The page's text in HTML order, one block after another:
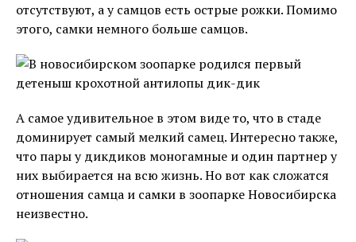
отсутствуют, а у самцов есть острые рожки. Помимо
этого, самки немного больше самцов.
А самое удивительное в этом виде то, что в стаде
доминирует самый мелкий самец. Интересно также,
что пары у дикдиков моногамные и один партнер у
них выбирается на всю жизнь. Но вот как сложатся
отношения самца и самки в зоопарке Новосибирска
неизвестно.